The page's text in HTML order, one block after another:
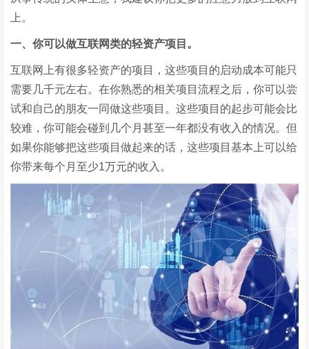
上。
一、你可以做互联网类的轻资产项目。
互联网上有很多轻资产的项目，这些项目的启动成本可能只
需要几千元左右。在你熟悉的相关项目流程之后，你可以尝
试和自己的朋友一同做这些项目。这些项目的起步可能会比
较难，你可能会碰到几个月甚至一年都没有收入的情况。但
如果你能够把这些项目做起来的话，这些项目基本上可以给
你带来每个月至少1万元的收入。